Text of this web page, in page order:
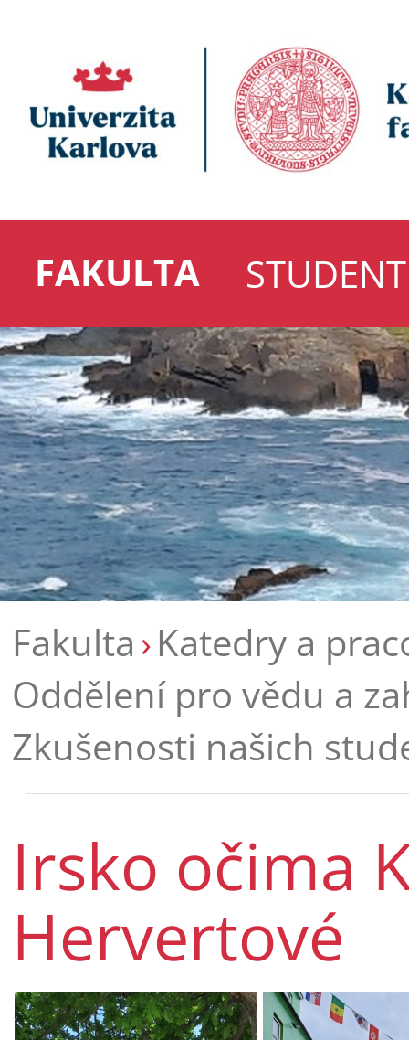
FAKULTA STUDENT
Fakulta Katedry a
Oddělení pro vědu a
Zkušenosti našich
Irsko očima
Hervertové